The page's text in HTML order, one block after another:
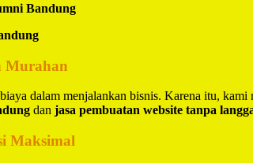
Bandung
Murahan
dalam menjalankan bisnis. Karena itu, kami
dan jasa pembuatan website tanpa
Maksimal